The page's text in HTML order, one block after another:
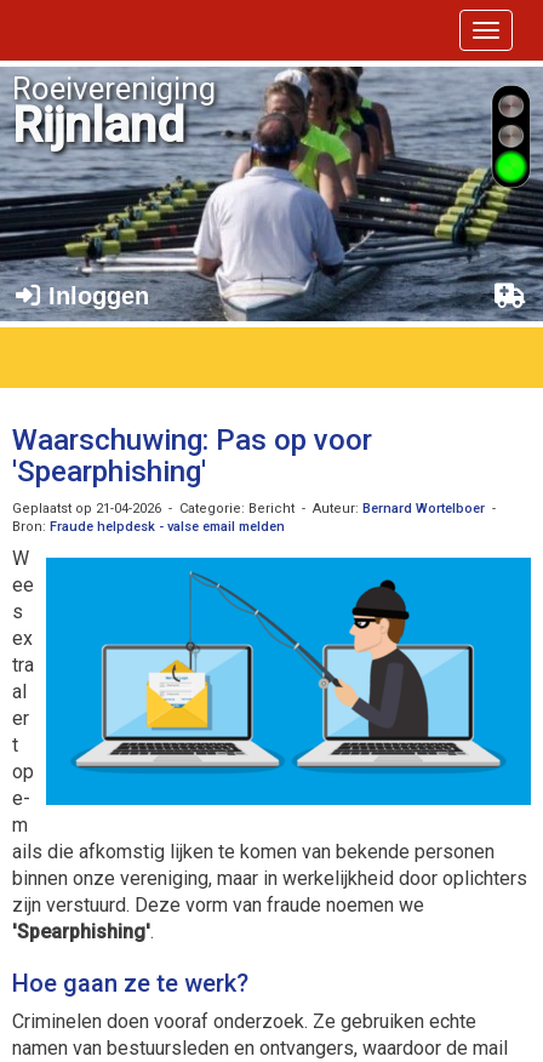
Toggle
Roeivereniging
Rijnland
Inloggen
Waarschuwing: Pas op voor
'Spearphishing'
Geplaatst op 21-04-2026 - Categorie: Bericht - Auteur: Bernard Wortelboer -
Bron: Fraude helpdesk - valse email melden
W
ee
s
ex
tra
al
er
t
op
e-
m
ails die afkomstig lijken te komen van bekende personen
binnen onze vereniging, maar in werkelijkheid door oplichters
zijn verstuurd. Deze vorm van fraude noemen we
'Spearphishing'.
Hoe gaan ze te werk?
Criminelen doen vooraf onderzoek. Ze gebruiken echte
namen van bestuursleden en ontvangers, waardoor de mail